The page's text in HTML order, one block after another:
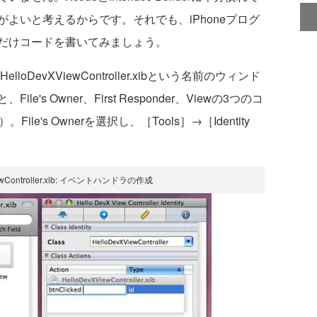
よいと考えるからです。それでも、iPhoneプログ
コードを書いてみましょう。
という名前のウィンド
、File's Owner、First Responder、Viewの3つのコ
。File's Ownerを選択し、［Tools］→［Identity
イベントハンドラの作成